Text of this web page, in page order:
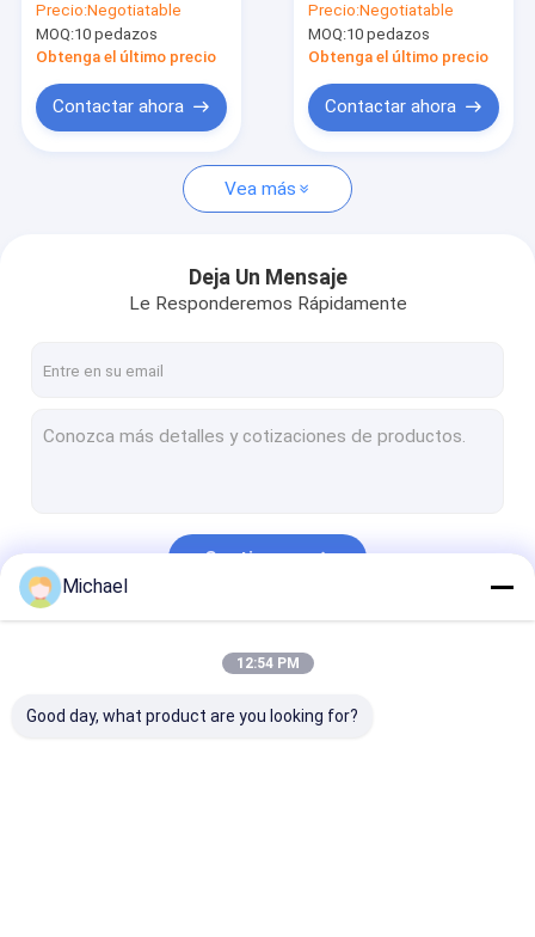
Noticias
Casos
Conector rápido de la fibra óptica
Cable de fribra óptica al aire libre
Cable de fribra óptica interior
Atenuador de la fibra óptica
Cordón de remiendo de la coleta
Cierre del empalme de la fibra óptica
Gyfta del solo modo
aisló el alambre
Precio:Negotiatable
MOQ:10 pedazos
Obtenga el último precio
Contactar ahora
descenso de
FONGKO Ftth para la
tubería
Precio:Negotiatable
MOQ:10 pedazos
Obtenga el último precio
Contactar ahora
Vea más
Deja Un Mensaje
Le Responderemos Rápidamente
Continuar
Nuestras Categorías
Michael
12:54 PM
Good day, what product are you looking for?